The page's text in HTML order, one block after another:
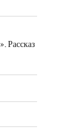
Рассказ